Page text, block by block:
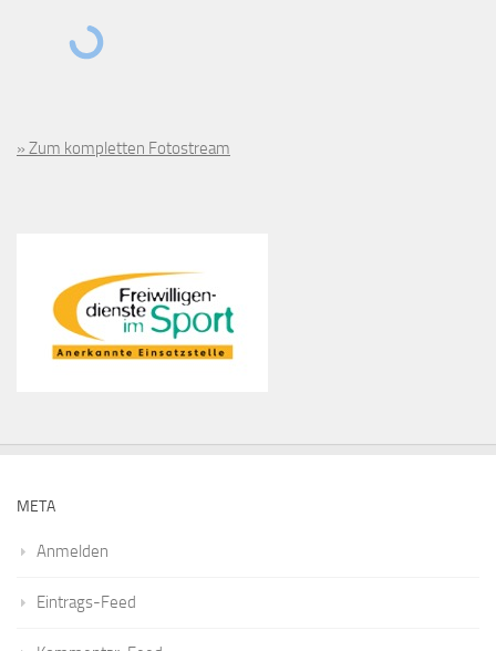
» Zum kompletten Fotostream
META
Anmelden
Eintrags-Feed